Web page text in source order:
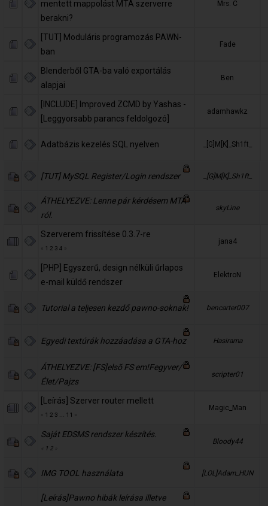
mentett mappolást MTA szerverre
berakni?
Mrs. C
[TUT] Moduláris programozás PAWN-
ban
Fade
Blenderből GTA-ba való exportálás
alapjai
Ben
[INCLUDE] Improved ZCMD by Yashas -
[Leggyorsabb parancs feldolgozó]
adamhawkz
Adatbázis kezelés SQL nyelven _[G]M[K]_Sh1ft_
[TUT] MySQL Register/Login rendszer _[G]M[K]_Sh1ft_
ÁTHELYEZVE: Lenne pár kérdésem MTA-
ról.
skyLine
Szerverem frissítése 0.3.7-re
1 2 3 4
jana4
[PHP] Egyszerű, design nélküli űrlapos
e-mail küldő rendszer
ElektroN
Tutorial a teljesen kezdő pawno-soknak! bencarter007
Egyedi textúrák hozzáadása a GTA-hoz Hasirama
ÁTHELYEZVE: [FS]elsõ FS em!Fegyver/
Élet/Pajzs
scripter01
[Leírás] Szerver router mellett
1 2 3 11
Magic_Man
Saját EDSMS rendszer készítés.
1 2
Bloody44
IMG TOOL használata [LOL]Adam_HUN
[Leírás]Pawno hibák leírása illetve